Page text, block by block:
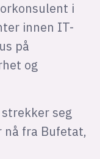
i
innen IT-
på
og
seg
fra Bufetat,